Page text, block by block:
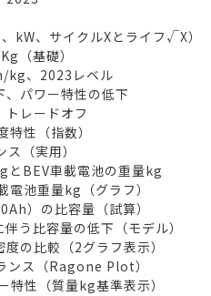
kW、サイクルXとライフ√X）
（基礎）
kg、2023レベル
パワー特性の低下
レードオフ
性（指数）
（実用）
BEV車載電池の重量kg
池重量kg（グラフ）
）の比容量（試算）
う比容量の低下（モデル）
の比較（2グラフ表示）
ス（Ragone Plot）
性（質量kg基準表示）